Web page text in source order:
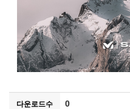
다운로드수 0